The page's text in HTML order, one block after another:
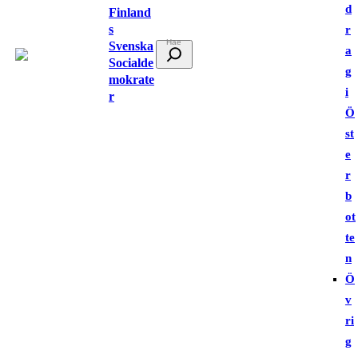
Finland
s
Svenska
Socialde
mokrate
r
ö
d
r
a
g
i
Ö
st
e
r
b
ot
te
n
Ö
v
ri
g